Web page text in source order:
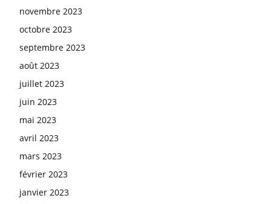
novembre 2023
octobre 2023
septembre 2023
août 2023
juillet 2023
juin 2023
mai 2023
avril 2023
mars 2023
février 2023
janvier 2023